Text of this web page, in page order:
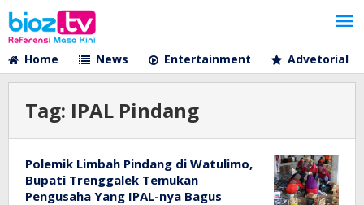
Lewati
ke
konten
Home
News Entertainment Advetorial
Tag: IPAL Pindang
Polemik Limbah Pindang di Watulimo,
Bupati Trenggalek Temukan
Pengusaha Yang IPAL-nya Bagus